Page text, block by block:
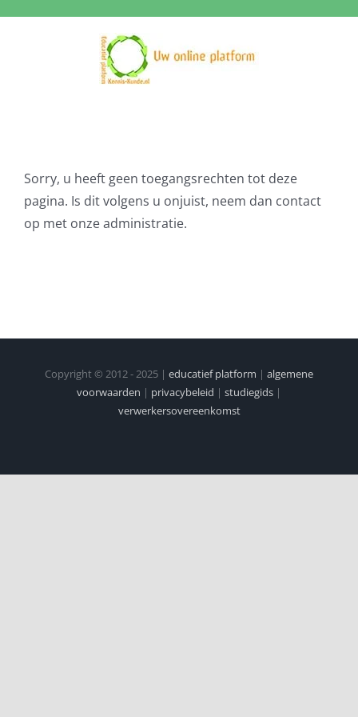
Sorry, u heeft geen toegangsrechten tot deze
pagina. Is dit volgens u onjuist, neem dan contact
op met onze administratie.
Copyright © 2012 - 2025 | educatief platform | algemene
voorwaarden | privacybeleid | studiegids |
verwerkersovereenkomst